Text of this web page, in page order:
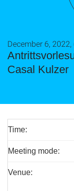
Casal Kulzer
December 6,
Time:
Meeting mode:
Venue: